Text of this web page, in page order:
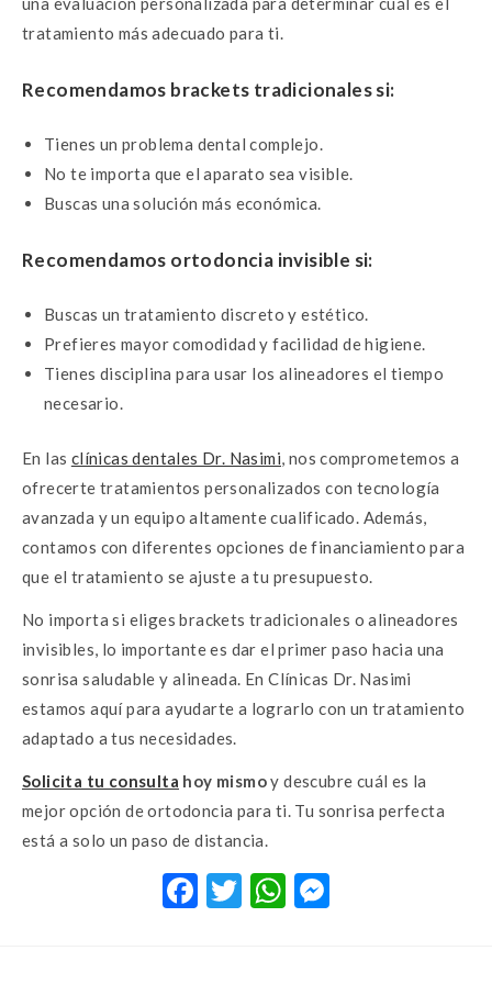
tratamiento más adecuado para ti.
Recomendamos brackets tradicionales si:
Tienes un problema dental complejo.
No te importa que el aparato sea visible.
Buscas una solución más económica.
Recomendamos ortodoncia invisible si:
Buscas un tratamiento discreto y estético.
Prefieres mayor comodidad y facilidad de higiene.
Tienes disciplina para usar los alineadores el tiempo
necesario.
En las clínicas dentales Dr. Nasimi, nos comprometemos a
ofrecerte tratamientos personalizados con tecnología
avanzada y un equipo altamente cualificado. Además,
contamos con diferentes opciones de financiamiento para
que el tratamiento se ajuste a tu presupuesto.
No importa si eliges brackets tradicionales o alineadores
invisibles, lo importante es dar el primer paso hacia una
sonrisa saludable y alineada. En Clínicas Dr. Nasimi
estamos aquí para ayudarte a lograrlo con un tratamiento
adaptado a tus necesidades.
Solicita tu consulta hoy mismoy descubre cuál es la
mejor opción de ortodoncia para ti. Tu sonrisa perfecta
está a solo un paso de distancia.
F T W